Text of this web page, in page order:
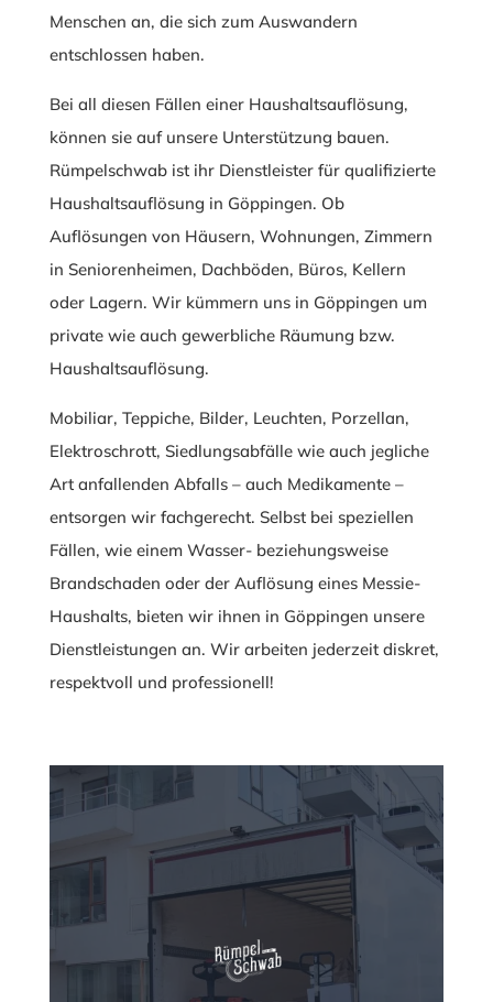
Menschen an, die sich zum Auswandern
entschlossen haben.
Bei all diesen Fällen einer Haushaltsauflösung,
können sie auf unsere Unterstützung bauen.
Rümpelschwab ist ihr Dienstleister für qualifizierte
Haushaltsauflösung in Göppingen. Ob
Auflösungen von Häusern, Wohnungen, Zimmern
in Seniorenheimen, Dachböden, Büros, Kellern
oder Lagern. Wir kümmern uns in Göppingen um
private wie auch gewerbliche Räumung bzw.
Haushaltsauflösung.
Mobiliar, Teppiche, Bilder, Leuchten, Porzellan,
Elektroschrott, Siedlungsabfälle wie auch jegliche
Art anfallenden Abfalls – auch Medikamente –
entsorgen wir fachgerecht. Selbst bei speziellen
Fällen, wie einem Wasser- beziehungsweise
Brandschaden oder der Auflösung eines Messie-
Haushalts, bieten wir ihnen in Göppingen unsere
Dienstleistungen an. Wir arbeiten jederzeit diskret,
respektvoll und professionell!
SCHATZSUCHE INKLUSIVE
Bei Haushaltsauflösungen findet man oft